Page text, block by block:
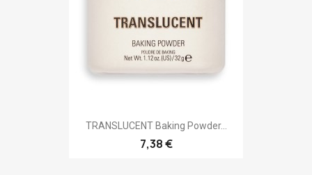
TRANSLUCENT Baking Powder...
7,38 €